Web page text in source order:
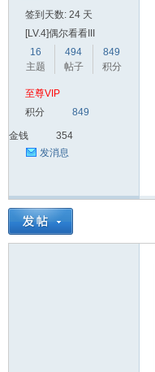
家
签到天数: 24 天
[LV.4]偶尔看看III
16
主题
494
帖子
849
积分
至尊VIP
积分
849
金钱
354
发消息